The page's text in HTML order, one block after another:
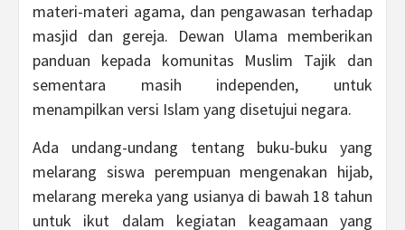
materi-materi agama, dan pengawasan terhadap
masjid dan gereja. Dewan Ulama memberikan
panduan kepada komunitas Muslim Tajik dan
sementara masih independen, untuk
menampilkan versi Islam yang disetujui negara.
Ada undang-undang tentang buku-buku yang
melarang siswa perempuan mengenakan hijab,
melarang mereka yang usianya di bawah 18 tahun
untuk ikut dalam kegiatan keagamaan yang